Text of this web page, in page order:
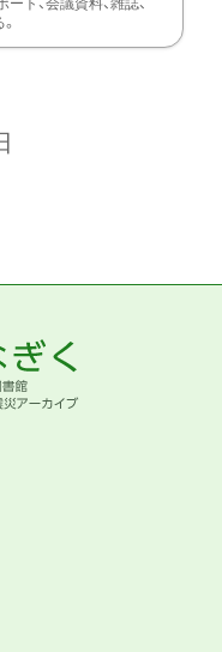
ト、会議資料、雑誌、